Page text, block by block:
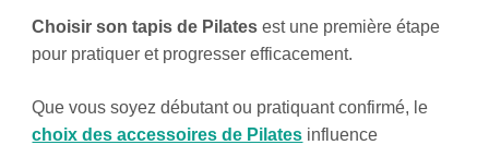
Choisir son tapis de Pilates est une première étape
pour pratiquer et progresser efficacement.
Que vous soyez débutant ou pratiquant confirmé, le
choix des accessoires de Pilates influence